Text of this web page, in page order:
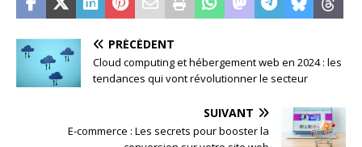
PRÉCÉDENT
Cloud computing et hébergement web en 2024 : les
tendances qui vont révolutionner le secteur
SUIVANT
E-commerce : Les secrets pour booster la